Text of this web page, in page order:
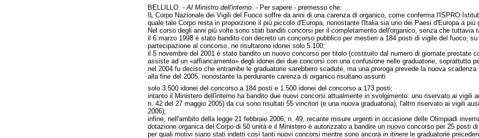
BELLILLO. - Al Ministro dell'interno. -Per sapere - premesso che:
IL Corpo Nazionale dei Vigili del Fuoco soffre da anni di una carenza di organico, come conferma l'ISPRO
quale tale Corpo resta in proporzione il più piccolo d'Europa, nonostante l'Italia sia uno dei Paesi d'Europa a più
Nel corso degli anni più volte sono stati banditi concorsi per il completamento dell'organico, senza che tuttavia
il 6 marzo 1998 è stato bandito con decreto un concorso pubblico per mestieri a 184 posti di vigile del fuoco;
partecipazione al concorso, ne risultarono idonei solo 5.100;
il 5 novembre del 2001 è stato bandito un nuovo concorso per titolo (costituito dal numero di giornate prestate
assiste ad un «affiancamento» degli idonei dei due concorsi con una confusione nelle graduatorie, soprattutto
nel 2004 fu deciso che entrambe le graduatorie sarebbero scadute, ma una proroga prevede la nuova scadenza
alla fine del 2005, nonostante la perdurante carenza di organico risultano assunti
solo 3.500 idonei del concorso a 184 posti e 1.500 idonei del concorso a 173 posti;
intanto il Ministero dell'interno ha bandito due nuovi concorsi attualmente in svolgimento: uno riservato ai vigili
n. 42 del 27 maggio 2005) da cui sono risultati 55 vincitori (e una nuova graduatoria); l'altro riservato ai vigili
2006);
infine, nell'ambito della legge 21 febbraio 2006, n. 49, recante misure urgenti in occasione delle Olimpiadi
dotazione organica del Corpo di 50 unità e il Ministero è autorizzato a bandire un nuovo concorso per 25 posti
per quali motivi siano stati indetti così tanti nuovi concorsi mentre sono ancora in itinerele graduatorie